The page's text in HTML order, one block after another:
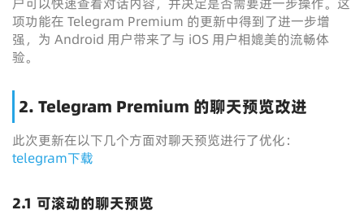
项功能在 Telegram Premium 的更新中得到了进一步增
强，为 Android 用户带来了与 iOS 用户相媲美的流畅体
验。
2. Telegram Premium 的聊天预览改进
此次更新在以下几个方面对聊天预览进行了优化：
telegram下载
2.1 可滚动的聊天预览